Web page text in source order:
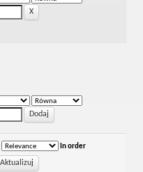
In order